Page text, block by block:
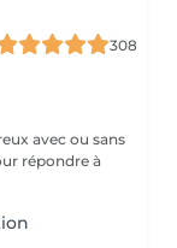
308
avec ou sans
répondre à